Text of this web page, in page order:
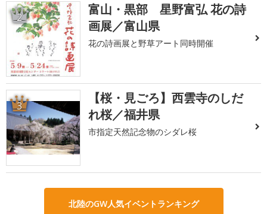
2
富山・黒部 星野富弘 花の詩
画展／富山県
花の詩画展と野草アート同時開催
3
【桜・見ごろ】西雲寺のしだ
れ桜／福井県
市指定天然記念物のシダレ桜
北陸のGW人気イベントランキング